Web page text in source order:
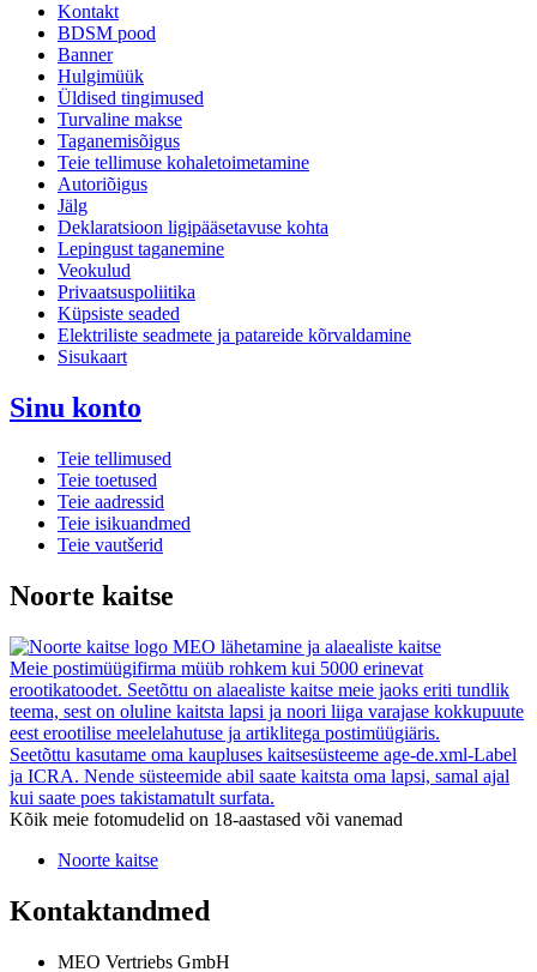
Kontakt
BDSM pood
Banner
Hulgimüük
Üldised tingimused
Turvaline makse
Taganemisõigus
Teie tellimuse kohaletoimetamine
Autoriõigus
Jälg
Deklaratsioon ligipääsetavuse kohta
Lepingust taganemine
Veokulud
Privaatsuspoliitika
Küpsiste seaded
Elektriliste seadmete ja patareide kõrvaldamine
Sisukaart
Sinu konto
Teie tellimused
Teie toetused
Teie aadressid
Teie isikuandmed
Teie vautšerid
Noorte kaitse
MEO lähetamine ja alaealiste kaitse
Meie postimüügifirma müüb rohkem kui 5000 erinevat
erootikatoodet. Seetõttu on alaealiste kaitse meie jaoks eriti tundlik
teema, sest on oluline kaitsta lapsi ja noori liiga varajase kokkupuute
eest erootilise meelelahutuse ja artiklitega postimüügiäris.
Seetõttu kasutame oma kaupluses kaitsesüsteeme age-de.xml-Label
ja ICRA. Nende süsteemide abil saate kaitsta oma lapsi, samal ajal
kui saate poes takistamatult surfata.
Kõik meie fotomudelid on 18-aastased või vanemad
Noorte kaitse
Kontaktandmed
MEO Vertriebs GmbH